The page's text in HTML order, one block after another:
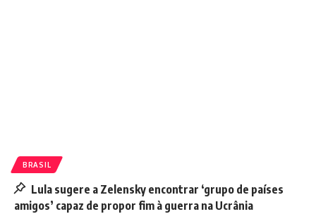
BRASIL
Lula sugere a Zelensky encontrar ‘grupo de países
amigos’ capaz de propor fim à guerra na Ucrânia